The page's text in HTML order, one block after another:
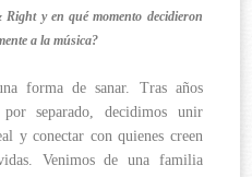
y en qué momento decidieron
a la música?
forma de sanar. Tras años
separado, decidimos unir
y conectar con quienes creen
Venimos de una familia